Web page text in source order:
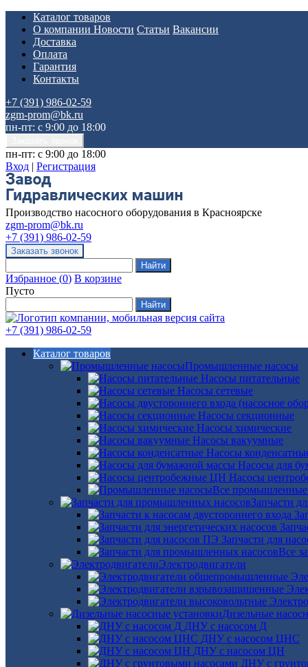
Каталог товаров
О компании Новости Статьи Вакансии
Доставка
Оплата
Гарантия
Контакты
+7 (391) 986-02-59
zgm-prom@bk.ru
пн-пт: с 9:00 до 18:00
пн-пт: с 9:00 до 18:00
Вход | Регистрация
Производство насосного оборудования в Красноярске
zgm-prom@bk.ru
+7 (391) 986-02-59
Избранное (0) В корзине
Пусто
+7 (391) 986-02-59
Каталог товаров
Промышленные насосы
Насосы питательные
Насосы сетевые
Насосы секционные
Насосы химические
Насосы вакуумные
Насосы
Насосы для
Насосы
Все промышленные
Запчасти
Запчасти для
Все
Электродвигатели
Дизельные
ДНУ с насосом Д
ДНУ с насосом ЦНС
ДНУ с насосом ЦН
ДНУ с